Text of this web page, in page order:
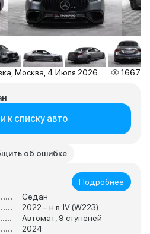
Москва, 4 Июля 2026 1667
к списку авто
об ошибке
Подробнее
Седан
2022 – н.в. IV (W223)
Автомат, 9 ступеней
2024